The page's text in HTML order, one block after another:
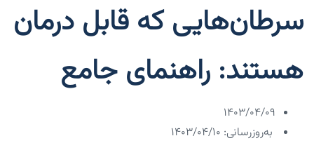
سرطان‌هایی که قابل درمان
هستند: راهنمای جامع
۱۴۰۳/۰۴/۰۹
به‌روزرسانی: ۱۴۰۳/۰۴/۱۰